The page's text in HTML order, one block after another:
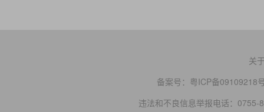
关
备案号： 粤ICP备09109218
违法和不良信息举报电话：0755-